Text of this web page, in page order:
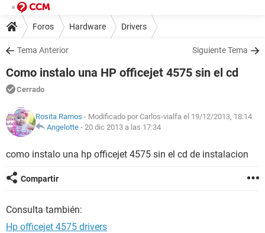
Foros Hardware Drivers
Tema Anterior Siguiente Tema
Como instalo una HP officejet 4575 sin el cd
Cerrado
Rosita Ramos - Modificado por Carlos-vialfa el 19/12/2013, 18:14
Angelotte - 20 dic 2013 a las 17:34
como instalo una hp officejet 4575 sin el cd de instalacion
Compartir
Consulta también:
Hp officejet 4575 drivers